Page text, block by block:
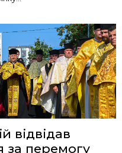
відвідав
за перемогу